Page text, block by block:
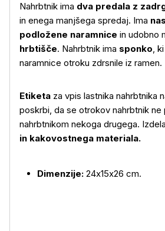
Več o izdelku
Nahrbtnik ima dva predala z
in enega manjšega spredaj. Ima
podložene naramnice in udobno
hrbtišče. Nahrbtnik ima sponko,
naramnice otroku zdrsnile iz ramen.
Etiketa za vpis lastnika nahrbtnika
poskrbi, da se otrokov nahrbtnik ne
nahrbtnikom nekoga drugega.
in kakovostnega materiala.
Dimenzije: 24x15x26 cm.